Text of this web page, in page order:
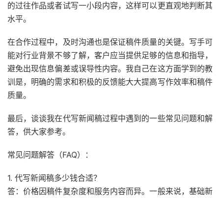
的过往作品或者试写一小段内容，这样可以更直观地判断其
水平。
在合作过程中，及时沟通也是保证稿件质量的关键。写手可
能对行业背景不够了解，客户应当提供足够的信息和指导，
避免出现信息偏差或误导性内容。我自己在这方面学到的教
训是，明确的需求和积极的反馈能大大提高写作效率和稿件
质量。
最后，谈谈我在代写新闻稿过程中遇到的一些常见问题和解
答，供大家参考。
常见问题解答（FAQ）：
1. 代写新闻稿多少钱合适？
答：价格因稿件复杂度和服务内容而异。一般来说，基础新